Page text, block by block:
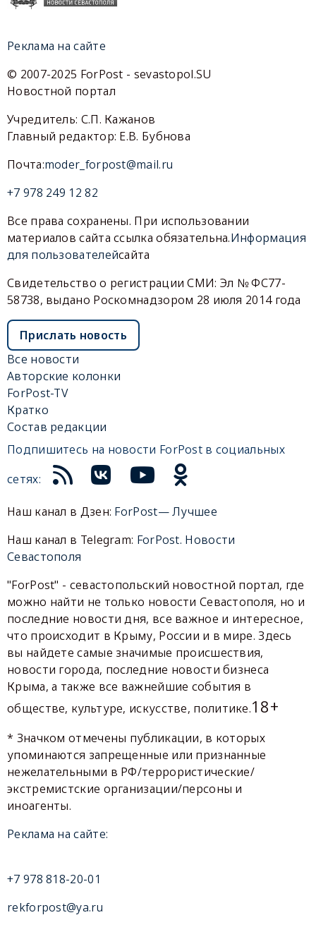
Реклама на сайте
© 2007-2025 ForPost - sevastopol.SU
Новостной портал
Учредитель: С.П. Кажанов
Главный редактор: Е.В. Бубнова
Почта:moder_forpost@mail.ru
+7 978 249 12 82
Все права сохранены. При использовании
материалов сайта ссылка обязательна.Информация
для пользователейсайта
Свидетельство о регистрации СМИ: Эл № ФС77-
58738, выдано Роскомнадзором 28 июля 2014 года
Прислать новость
Все новости
Авторские колонки
ForPost-TV
Кратко
Состав редакции
Подпишитесь на новости ForPost в социальных
сетях:
Наш канал в Дзен: ForPost— Лучшее
Наш канал в Telegram: ForPost. Новости
Севастополя
"ForPost" - севастопольский новостной портал, где
можно найти не только новости Севастополя, но и
последние новости дня, все важное и интересное,
что происходит в Крыму, России и в мире. Здесь
вы найдете самые значимые происшествия,
новости города, последние новости бизнеса
Крыма, а также все важнейшие события в
обществе, культуре, искусстве, политике.18+
* Значком отмечены публикации, в которых
упоминаются запрещенные или признанные
нежелательными в РФ/террористические/
экстремистские организации/персоны и
иноагенты.
Реклама на сайте:
+7 978 818-20-01
rekforpost@ya.ru